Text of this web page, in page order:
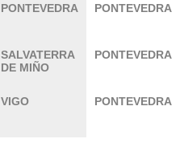
PONTEVEDRA PONTEVEDRA
SALVATERRA
DE MIÑO
PONTEVEDRA
VIGO PONTEVEDRA